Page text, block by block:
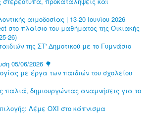
αιμοδοσίας | 13-20 Ιουνίου 2026
στο πλαίσιο του μαθήματος της Οικιακής
26)
της ΣΤ' Δημοτικού με το Γυμνάσιο
05/06/2026 🌳
με έργα των παιδιών του σχολείου
παλιά, δημιουργώντας αναμνήσεις για το
Λέμε ΟΧΙ στο κάπνισμα